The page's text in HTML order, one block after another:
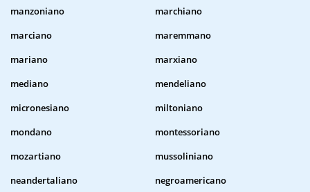
manzoniano
marchiano
marciano
maremmano
mariano
marxiano
mediano
mendeliano
micronesiano
miltoniano
mondano
montessoriano
mozartiano
mussoliniano
neandertaliano
negroamericano